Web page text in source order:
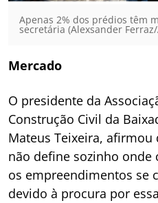
Apenas 2% dos prédios têm
secretária (Alexsander Ferraz/
Mercado
O presidente da
Construção Civil da
Mateus Teixeira,
não define sozinho onde
os empreendimentos se
devido à procura por